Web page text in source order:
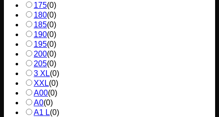
175(0)
180(0)
185(0)
190(0)
195(0)
200(0)
205(0)
3 XL(0)
XXL(0)
A00(0)
A0(0)
A1 L(0)